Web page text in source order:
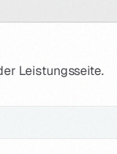
Leistungsseite.